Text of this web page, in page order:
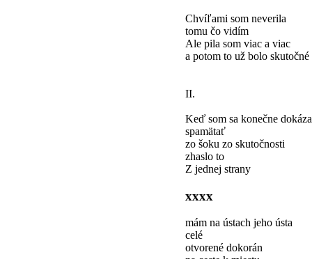
Chvíľami som neverila
tomu čo vidím
Ale pila som viac a viac
a potom to už bolo skutočné
II.
Keď som sa konečne
spamätať
zo šoku zo skutočnosti
zhaslo to
Z jednej strany
xxxx
mám na ústach jeho ústa
celé
otvorené dokorán